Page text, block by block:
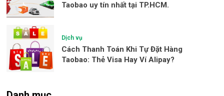
Taobao uy tín nhất tại TP.HCM.
Dịch vụ
Cách Thanh Toán Khi Tự Đặt Hàng
Taobao: Thẻ Visa Hay Ví Alipay?